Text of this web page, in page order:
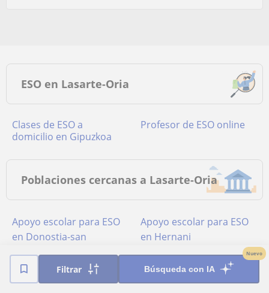
Filtrar Búsqueda con IA
Nuevo
ESO en Lasarte-Oria
Clases de ESO a
domicilio en Gipuzkoa
Profesor de ESO online
Poblaciones cercanas a Lasarte-Oria
Apoyo escolar para ESO
en Donostia-san
Sebastián
Apoyo escolar para ESO
en Hernani
Apoyo escolar para ESO
en Lezo
Apoyo escolar para ESO
en Urnieta